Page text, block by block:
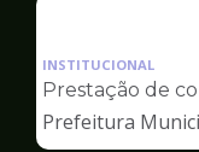
INSTITUCIONAL
Prestação de
Prefeitura